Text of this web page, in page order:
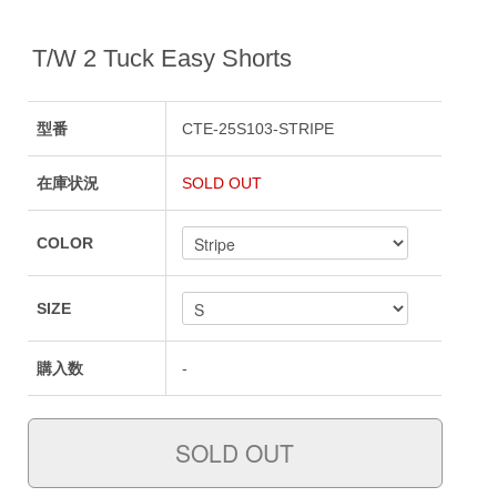
T/W 2 Tuck Easy Shorts
型番 CTE-25S103-STRIPE
在庫状況 SOLD OUT
COLOR
SIZE
購入数 -